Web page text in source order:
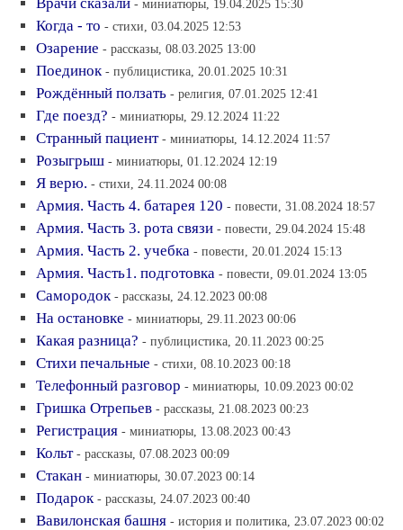
- миниатюры, 19.04.2025 15:30
Когда - то - стихи, 03.04.2025 12:53
Озарение - рассказы, 08.03.2025 13:00
Поединок - публицистика, 20.01.2025 10:31
Рождённый ползать - религия, 07.01.2025 12:41
Где поезд? - миниатюры, 29.12.2024 11:22
Странный пациент - миниатюры, 14.12.2024 11:57
Розыгрыш - миниатюры, 01.12.2024 12:19
Я верю. - стихи, 24.11.2024 00:08
Армия. Часть 4. батарея 120 - повести, 31.08.2024 18:57
Армия. Часть 3. рота связи - повести, 29.04.2024 15:48
Армия. Часть 2. учебка - повести, 20.01.2024 15:13
Армия. Часть1. подготовка - повести, 09.01.2024 13:05
Самородок - рассказы, 24.12.2023 00:08
На остановке - миниатюры, 29.11.2023 00:06
Какая разница? - публицистика, 20.11.2023 00:25
Стихи печальные - стихи, 08.10.2023 00:18
Телефонный разговор - миниатюры, 10.09.2023 00:02
Гришка Отрепьев - рассказы, 21.08.2023 00:23
Регистрация - миниатюры, 13.08.2023 00:43
Кольт - рассказы, 07.08.2023 00:09
Стакан - миниатюры, 30.07.2023 00:14
Подарок - рассказы, 24.07.2023 00:40
Вавилонская башня - история и политика, 23.07.2023 00:02